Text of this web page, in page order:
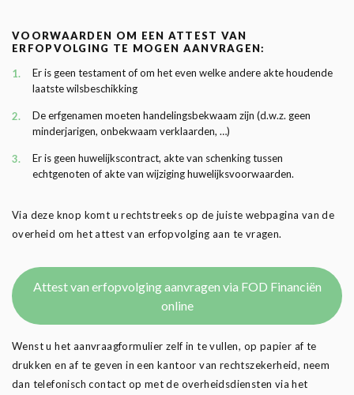
VOORWAARDEN OM EEN ATTEST VAN
ERFOPVOLGING TE MOGEN AANVRAGEN:
Er is geen testament of om het even welke andere akte houdende
laatste wilsbeschikking
De erfgenamen moeten handelingsbekwaam zijn (d.w.z. geen
minderjarigen, onbekwaam verklaarden, …)
Er is geen huwelijkscontract, akte van schenking tussen
echtgenoten of akte van wijziging huwelijksvoorwaarden.
Via deze knop komt u rechtstreeks op de juiste webpagina van de
overheid om het attest van erfopvolging aan te vragen.
Attest van erfopvolging aanvragen via FOD Financiën
online
Wenst u het aanvraagformulier zelf in te vullen, op papier af te
drukken en af te geven in een kantoor van rechtszekerheid, neem
dan telefonisch contact op met de overheidsdiensten via het